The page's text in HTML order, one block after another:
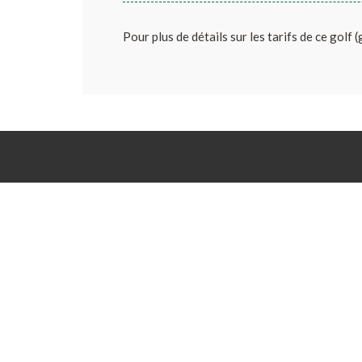
Pour plus de détails sur les tarifs de ce golf